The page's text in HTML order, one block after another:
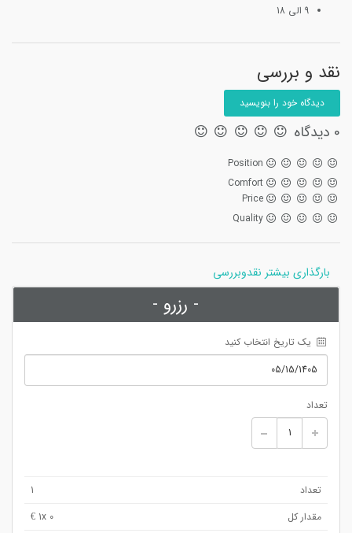
9 الی 18
نقد و بررسی
دیدگاه خود را بنویسید
0 دیدگاه
Position
Comfort
Price
Quality
بارگذاری بیشتر نقدوبررسی
- رزرو -
یک تاریخ انتخاب کنید
تعداد
تعداد
1
مقدار کل
1x 0 €